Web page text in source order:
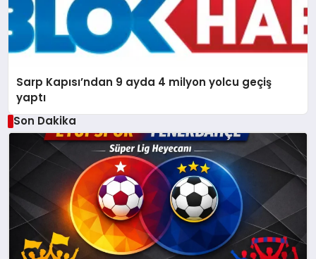
Sarp Kapısı’ndan 9 ayda 4 milyon yolcu geçiş
yaptı
Son Dakika